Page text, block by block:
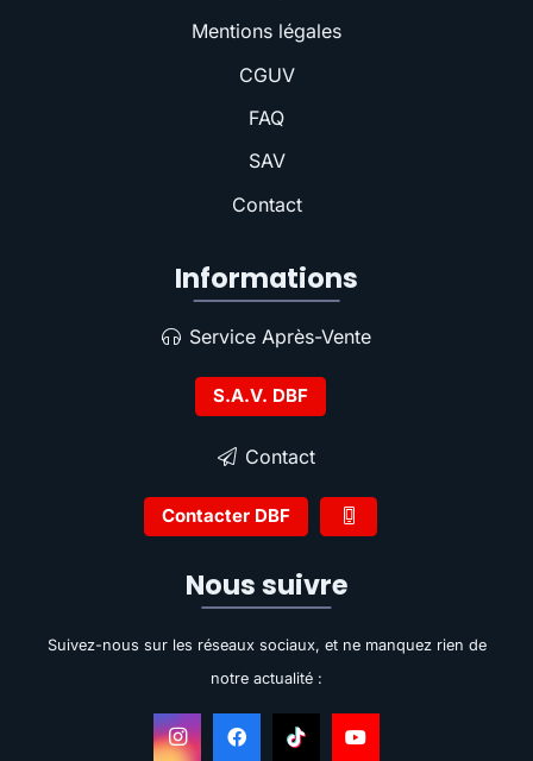
Mentions légales
CGUV
FAQ
SAV
Contact
Informations
Service Après-Vente
S.A.V. DBF
Contact
Contacter DBF
Nous suivre
Suivez-nous sur les réseaux sociaux, et ne manquez rien de
notre actualité :